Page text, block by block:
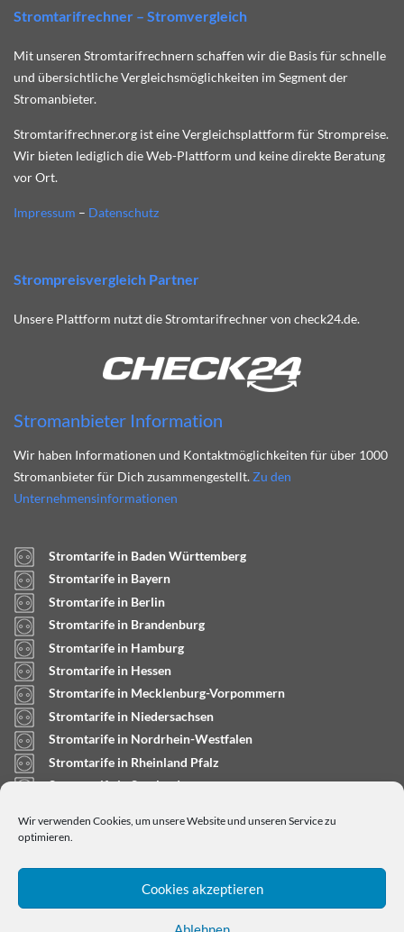
Wir verwenden Cookies, um unsere Website und unseren Service zu
optimieren.
Cookies akzeptieren
Stromtarifrechner – Stromvergleich
Mit unseren Stromtarifrechnern schaffen wir die Basis für schnelle
und übersichtliche Vergleichsmöglichkeiten im Segment der
Stromanbieter.
Stromtarifrechner.org ist eine Vergleichsplattform für Strompreise.
Wir bieten lediglich die Web-Plattform und keine direkte Beratung
vor Ort.
Impressum – Datenschutz
Strompreisvergleich Partner
Unsere Plattform nutzt die Stromtarifrechner von check24.de.
Stromanbieter Information
Wir haben Informationen und Kontaktmöglichkeiten für über 1000
Stromanbieter für Dich zusammengestellt. Zu den
Unternehmensinformationen
Stromtarife in Baden Württemberg
Stromtarife in Bayern
Stromtarife in Berlin
Stromtarife in Brandenburg
Stromtarife in Hamburg
Stromtarife in Hessen
Stromtarife in Mecklenburg-Vorpommern
Stromtarife in Niedersachsen
Stromtarife in Nordrhein-Westfalen
Stromtarife in Rheinland Pfalz
Stromtarife in Saarland
Stromtarife in Schleswig-Holstein